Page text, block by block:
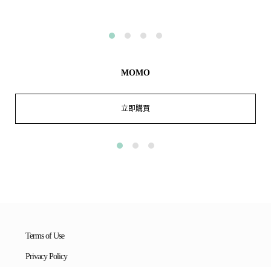
MOMO
立即購買
Terms of Use
Privacy Policy